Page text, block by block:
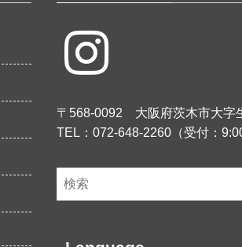
〒568-0092 大阪府茨木市大字
TEL：072-648-2260（受付：